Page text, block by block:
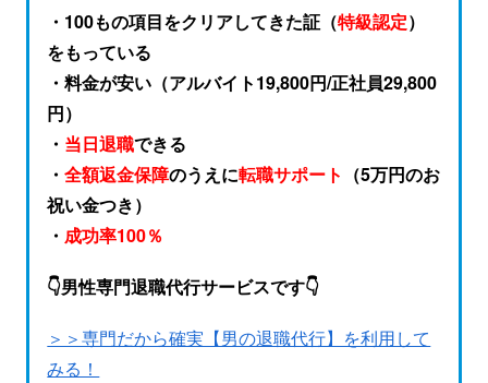
・100もの項目をクリアしてきた証（特級認定）
をもっている
・料金が安い（アルバイト19,800円/正社員29,800
円）
・ 当日退職できる
・全額返金保障のうえに転職サポート （5万円のお
祝い金つき）
・成功率100％
👇男性専門退職代行サービスです👇
＞＞専門だから確実【男の退職代行】を利用して
みる！